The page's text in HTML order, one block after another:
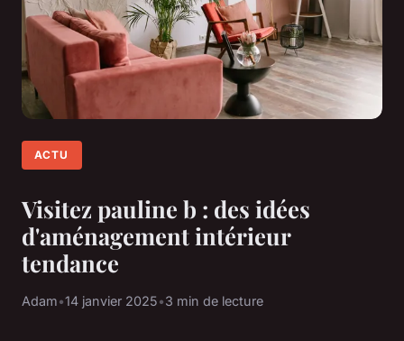
ACTU
Visitez pauline b : des idées
d'aménagement intérieur
tendance
Adam•14 janvier 2025•3 min de lecture